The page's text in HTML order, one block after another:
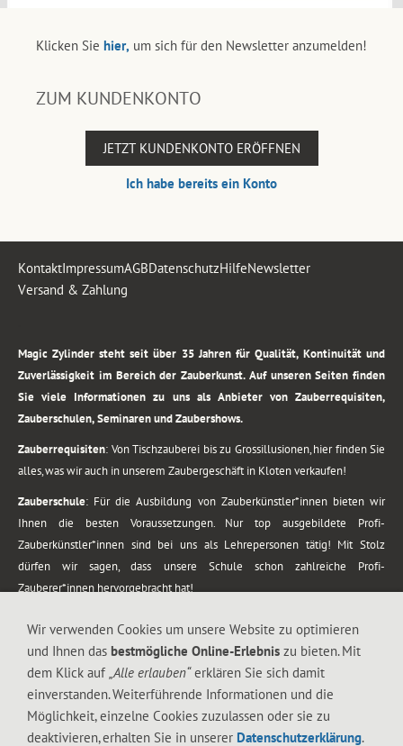
Klicken Sie hier, um sich für den Newsletter anzumelden!
ZUM KUNDENKONTO
JETZT KUNDENKONTO ERÖFFNEN
Ich habe bereits ein Konto
KontaktImpressumAGBDatenschutzHilfeNewsletter
Versand & Zahlung
Magic Zylinder steht seit über 35 Jahren für Qualität, Kontinuität und
Zuverlässigkeit im Bereich der Zauberkunst. Auf unseren Seiten finden
Sie viele Informationen zu uns als Anbieter von Zauberrequisiten,
Zauberschulen, Seminaren und Zaubershows.
Zauberrequisiten: Von Tischzauberei bis zu Grossillusionen, hier finden Sie
alles, was wir auch in unserem Zaubergeschäft in Kloten verkaufen!
Zauberschule: Für die Ausbildung von Zauberkünstler*innen bieten wir
Ihnen die besten Voraussetzungen. Nur top ausgebildete Profi-
Zauberkünstler*innen sind bei uns als Lehrepersonen tätig! Mit Stolz
dürfen wir sagen, dass unsere Schule schon zahlreiche Profi-
Zauberer*innen hervorgebracht hat!
vom Kinderprogramm bis zur Tischzauberei. Lassen Sie sich faszinieren von
meiner Zauber-Sprech-Show, angerührt mit sprachlichen Sequenzen,
gewürzt mit Gags und visuellen Illusionen wie Kaninchen, Vasen, Seilen,
Wir verwenden Cookies um unsere Website zu optimieren
und Ihnen das bestmögliche Online-Erlebnis zu bieten. Mit
dem Klick auf „Alle erlauben“erklären Sie sich damit
einverstanden. Weiterführende Informationen und die
Möglichkeit, einzelne Cookies zuzulassen oder sie zu
deaktivieren, erhalten Sie in unserer Datenschutzerklärung.